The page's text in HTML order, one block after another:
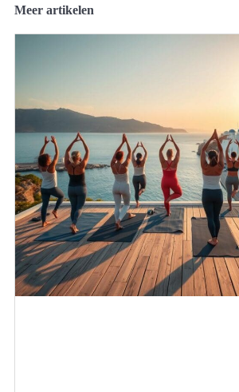
Meer artikelen